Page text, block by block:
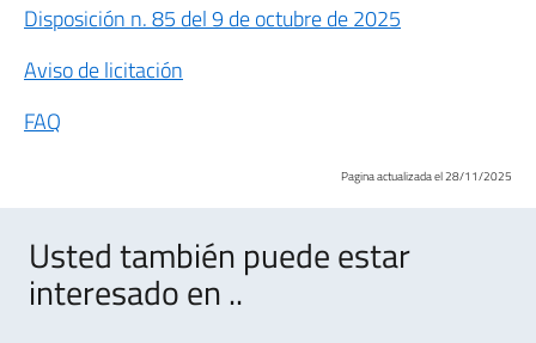
Disposición n. 85 del 9 de octubre de 2025
Aviso de licitación
FAQ
Pagina actualizada el 28/11/2025
Usted también puede estar
interesado en ..